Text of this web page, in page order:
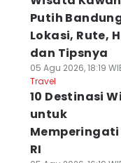
Putih
Lokasi, Rute,
dan Tipsnya
05 Agu 2026, 18:19
Travel
10 Destinasi
untuk
Memperingati
RI